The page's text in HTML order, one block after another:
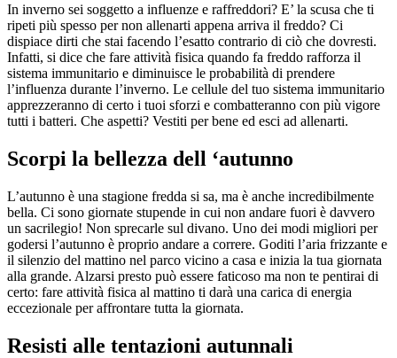
In inverno sei soggetto a influenze e raffreddori? E’ la scusa che ti
ripeti più spesso per non allenarti appena arriva il freddo? Ci
dispiace dirti che stai facendo l’esatto contrario di ciò che dovresti.
Infatti, si dice che fare attività fisica quando fa freddo rafforza il
sistema immunitario e diminuisce le probabilità di prendere
l’influenza durante l’inverno. Le cellule del tuo sistema immunitario
apprezzeranno di certo i tuoi sforzi e combatteranno con più vigore
tutti i batteri. Che aspetti? Vestiti per bene ed esci ad allenarti.
Scorpi la bellezza dell ‘autunno
L’autunno è una stagione fredda si sa, ma è anche incredibilmente
bella. Ci sono giornate stupende in cui non andare fuori è davvero
un sacrilegio! Non sprecarle sul divano. Uno dei modi migliori per
godersi l’autunno è proprio andare a correre. Goditi l’aria frizzante e
il silenzio del mattino nel parco vicino a casa e inizia la tua giornata
alla grande. Alzarsi presto può essere faticoso ma non te pentirai di
certo: fare attività fisica al mattino ti darà una carica di energia
eccezionale per affrontare tutta la giornata.
Resisti alle tentazioni autunnali